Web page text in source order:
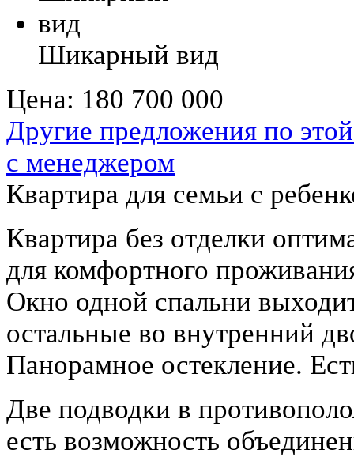
Шикарный вид
Цена: 180 700 000
Другие предложения по
с менеджером
Квартира для семьи с
Квартира без отделки
для комфортного
Окно одной спальни
остальные во внутренний
Панорамное остекление.
Две подводки в
есть возможность